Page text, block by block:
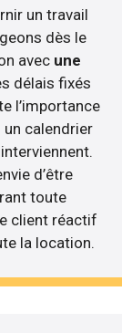
un travail
dès le
avec une
délais fixés
l’importance
calendrier
d’être
toute
client réactif
la location.